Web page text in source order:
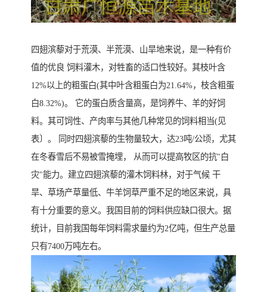
四翅滨藜对于荒漠、半荒漠、山旱地来说，是一种有价
值的优良 饲料灌木，对牲畜的适口性较好。其枝叶含
12%以上的粗蛋白(其中叶含粗蛋白为21.64%，枝含粗蛋
白8.32%)。 它的蛋白质含量高，是饲养牛、羊的好饲
料。其可饲性、产肉率与其他几种常见的饲料相当(见
表〕。 同时四翅滨藜的生物量较大，达23吨/公顷，尤其
在冬春雪后不易被雪掩埋， 从而可以提高牧区的抗"白
灾"能力。建立四翅滨藜的灌木饲料林，对于气候 干
旱、草场产草量低、牛羊饲草严重不足的地区来说，具
有十分重要的意义。我国目前的饲料供应缺口很大。据
统计，目前我国每年饲料需求量约为2亿吨，但生产总量
只有7400万吨左右。